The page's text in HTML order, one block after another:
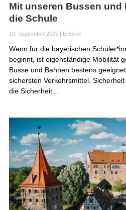
Mit unseren Bussen und
die Schule
10. September 2025| Einblick
Wenn für die bayerischen
beginnt, ist eigenständige Mobilität
Busse und Bahnen bestens
sichersten Verkehrsmittel.
die Sicherheit...